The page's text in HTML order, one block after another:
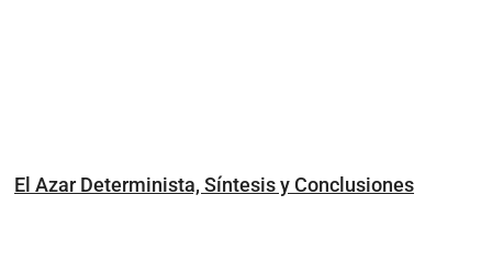
El Azar Determinista, Síntesis y Conclusiones